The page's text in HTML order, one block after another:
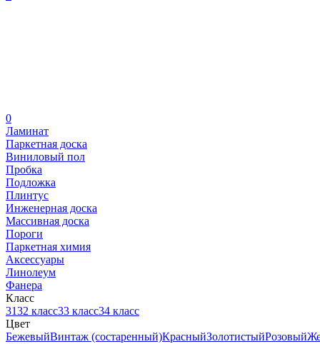
0
Ламинат
Паркетная доска
Виниловый пол
Пробка
Подложка
Плинтус
Инженерная доска
Массивная доска
Пороги
Паркетная химия
Аксессуары
Линолеум
Фанера
Класс
3132 класс33 класс34 класс
Цвет
БежевыйВинтаж (состаренный)КрасныйЗолотистыйРозовый